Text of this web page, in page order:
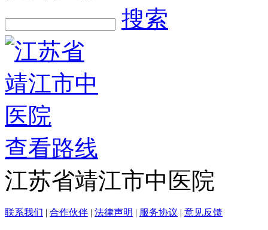
搜索
查看路线
江苏省靖江市中医院
联系我们 | 合作伙伴 | 法律声明 | 服务协议 | 意见反馈